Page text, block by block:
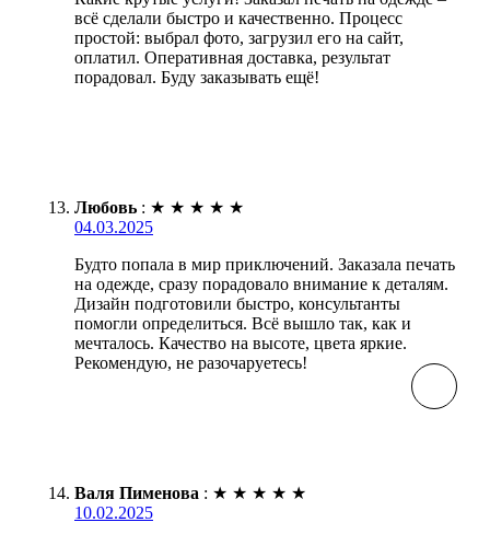
всё сделали быстро и качественно. Процесс
простой: выбрал фото, загрузил его на сайт,
оплатил. Оперативная доставка, результат
порадовал. Буду заказывать ещё!
Любовь : ★ ★ ★ ★ ★
04.03.2025
Будто попала в мир приключений. Заказала печать
на одежде, сразу порадовало внимание к деталям.
Дизайн подготовили быстро, консультанты
помогли определиться. Всё вышло так, как и
мечталось. Качество на высоте, цвета яркие.
Рекомендую, не разочаруетесь!
Валя Пименова : ★ ★ ★ ★ ★
10.02.2025